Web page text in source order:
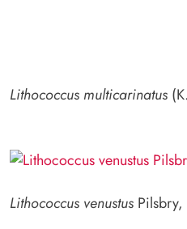
Lithococcus multicarinatus
Lithococcus venustus